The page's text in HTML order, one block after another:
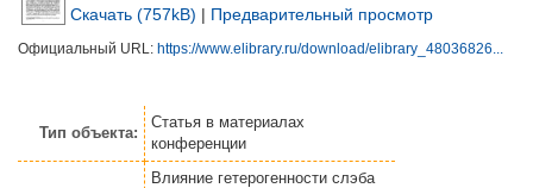
Скачать (757kB) | Предварительный просмотр
Официальный URL: https://www.elibrary.ru/download/elibrary_48036826...
Тип объекта:
Статья в материалах
конференции
Влияние гетерогенности слэба